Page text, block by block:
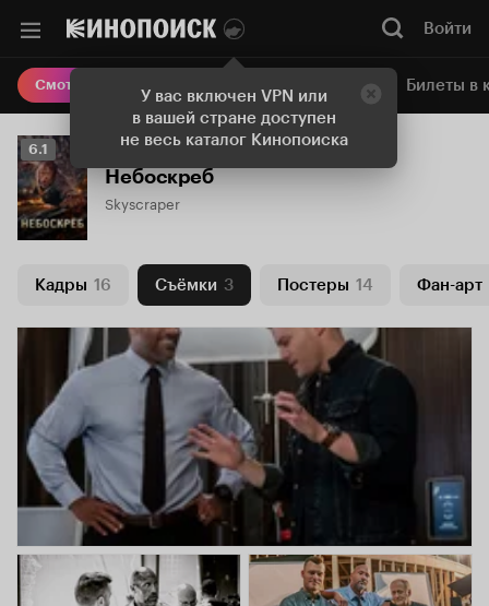
У вас включен VPN или
в вашей стране доступен
не весь каталог Кинопоиска
Войти
Смотреть кино Онлайн-кинотеатр Билеты в
Рейтинг
Кинопоиска
6.1
6.1
Небоскреб
Skyscraper
Кадры 16 Съёмки 3 Постеры 14 Фан-арт